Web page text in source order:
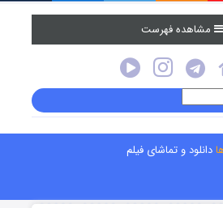
مشاهده فهرست
دانلود و تماشای فیلم